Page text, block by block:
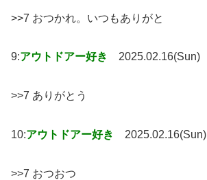
>>7 おつかれ。いつもありがと
9:アウトドアー好き 2025.02.16(Sun)
>>7 ありがとう
10:アウトドアー好き 2025.02.16(Sun)
>>7 おつおつ